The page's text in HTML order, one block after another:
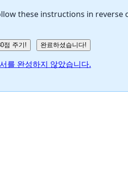
these instructions in reverse
점 주기! 완료하셨습니다!
를 완성하지 않았습니다.